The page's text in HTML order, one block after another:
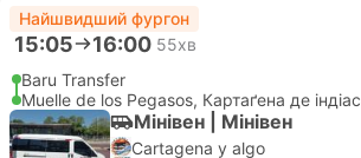
Найшвидший фургон
15:05 16:00 55хв
Baru Transfer
Muelle de los Pegasos, Картаґена де індіас
Мінiвен | Мiнiвен
Cartagena y algo